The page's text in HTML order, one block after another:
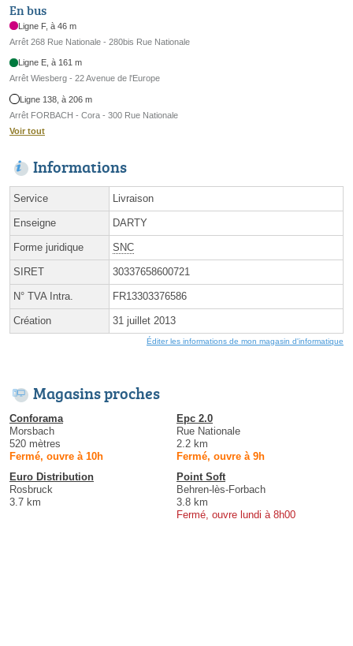
En bus
Ligne F, à 46 m
Arrêt 268 Rue Nationale - 280bis Rue Nationale
Ligne E, à 161 m
Arrêt Wiesberg - 22 Avenue de l'Europe
Ligne 138, à 206 m
Arrêt FORBACH - Cora - 300 Rue Nationale
Voir tout
Informations
Service Livraison
Enseigne DARTY
Forme juridique SNC
SIRET 30337658600721
N° TVA Intra. FR13303376586
Création 31 juillet 2013
Éditer les informations de mon magasin d'informatique
Magasins proches
Conforama
Morsbach
520 mètres
Fermé, ouvre à 10h
Epc 2.0
Rue Nationale
2.2 km
Fermé, ouvre à 9h
Euro Distribution
Rosbruck
3.7 km
Point Soft
Behren-lès-Forbach
3.8 km
Fermé, ouvre lundi à 8h00